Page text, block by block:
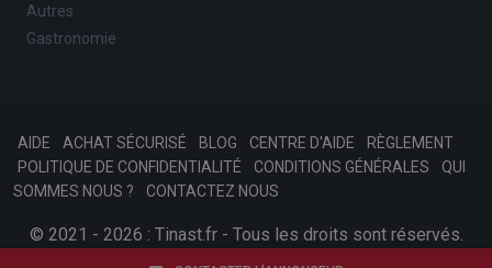
Autres
Gastronomie
AIDE ACHAT SÉCURISÉ BLOG CENTRE D'AIDE
RÈGLEMENT
POLITIQUE DE CONFIDENTIALITÉ
CONDITIONS GÉNÉRALES
QUI
SOMMES NOUS ?
CONTACTEZ NOUS
© 2021 - 2026 : Tinast.fr - Tous les droits sont réservés.
SKONSOFTAfariat.com